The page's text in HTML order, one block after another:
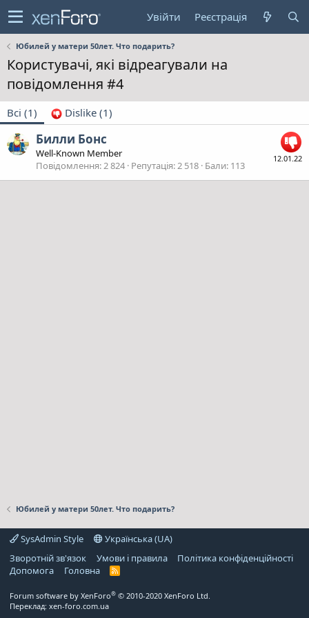
Увійти Реєстрація
Юбилей у матери 50лет. Что подарить?
Користувачі, які відреагували на
повідомлення #4
Всі (1) Dislike (1)
12.01.22
Билли Бонс
Well-Known Member
Повідомлення 2 824 Репутація 2 518 Бали 113
Юбилей у матери 50лет. Что подарить?
SysAdmin Style
Українська (UA)
Зворотній зв'язок
Умови і правила
Політика конфіденційності
Дoпoмoга
Головна
R
Forum software by XenForo® © 2010-2020 XenForo Ltd.
Переклад: xen-foro.com.ua